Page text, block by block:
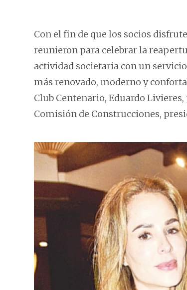
Con el fin de que los socios
reunieron para celebrar la
actividad societaria con un
más renovado, moderno y
Club Centenario, Eduardo
Comisión de Construcciones,